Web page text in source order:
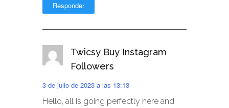
Responder
Twicsy Buy Instagram
Followers
3 de julio de 2023 a las 13:13
Hello, all is going perfectly here and